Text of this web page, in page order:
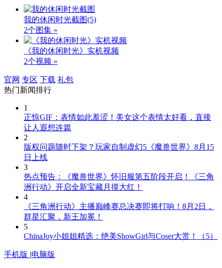
我的休闲时光截图(5)
2个图集 »
《我的休闲时光》实机视频
2个视频 »
官网 专区 下载 礼包
热门新闻排行
1
正惊GIF：表情如此羞涩！美女这个表情太好看，直接
让人遐想连篇
2
版权问题随时下架？玩家自制虚幻5《魔兽世界》8月15
日上线
3
热点预告：《魔兽世界》怀旧服第五阶段开启！《三角
洲行动》开启全新宝藏月摸大红！
4
《三角洲行动》主播巅峰赛总决赛即将打响！8月2日，
群星汇聚，新王加冕！
5
ChinaJoy小姐姐精选：绝美ShowGirl与Coser大赏！（5）
手机版 |电脑版